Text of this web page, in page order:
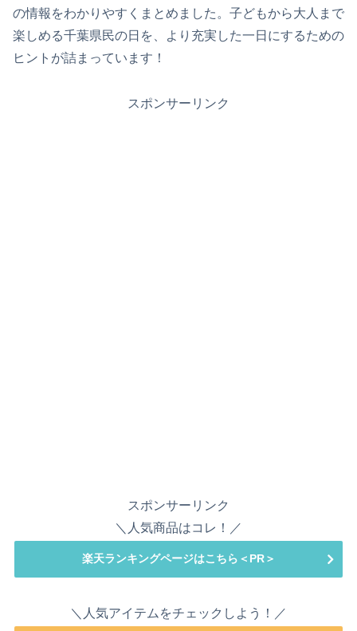
の情報をわかりやすくまとめました。子どもから大人まで
楽しめる千葉県民の日を、より充実した一日にするための
ヒントが詰まっています！
スポンサーリンク
スポンサーリンク
＼人気商品はコレ！／
楽天ランキングページはこちら＜PR＞
＼人気アイテムをチェックしよう！／